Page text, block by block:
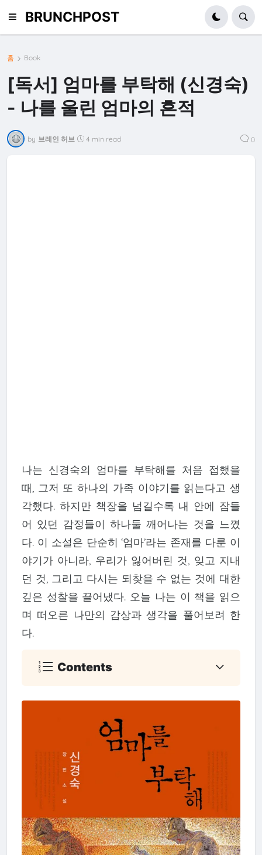
BRUNCHPOST
홈 Book
[독서] 엄마를 부탁해 (신경숙)
- 나를 울린 엄마의 흔적
by 브레인 허브 4 min read 0
나는 신경숙의 엄마를 부탁해를 처음 접했을
때, 그저 또 하나의 가족 이야기를 읽는다고 생
각했다. 하지만 책장을 넘길수록 내 안에 잠들
어 있던 감정들이 하나둘 깨어나는 것을 느꼈
다. 이 소설은 단순히 ‘엄마’라는 존재를 다룬 이
야기가 아니라, 우리가 잃어버린 것, 잊고 지내
던 것, 그리고 다시는 되찾을 수 없는 것에 대한
깊은 성찰을 끌어냈다. 오늘 나는 이 책을 읽으
며 떠오른 나만의 감상과 생각을 풀어보려 한
다.
Contents